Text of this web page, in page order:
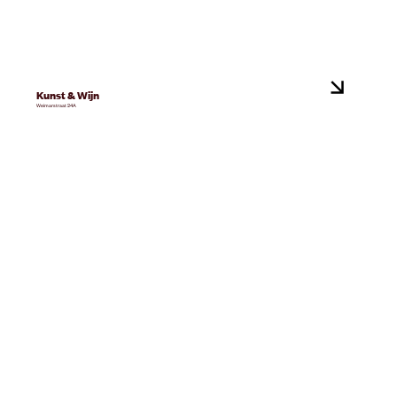
Kunst & Wijn
Weimarstraat 24A